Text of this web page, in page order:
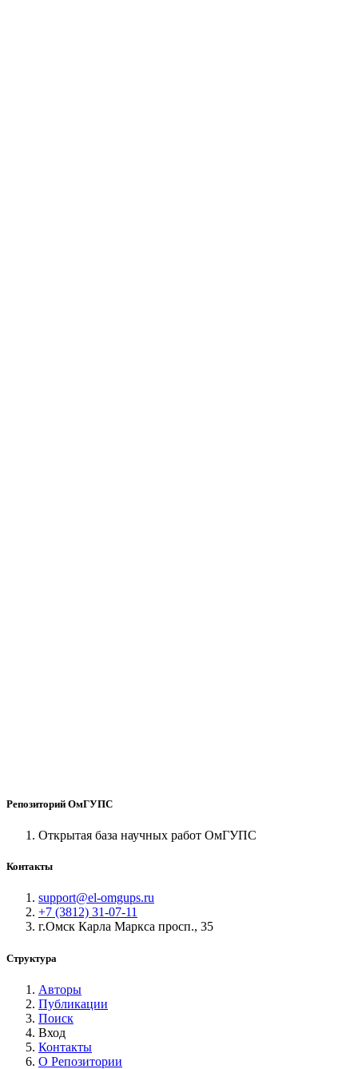
Репозиторий ОмГУПС
Открытая база научных работ ОмГУПС
Контакты
support@el-omgups.ru
+7 (3812) 31-07-11
г.Омск Карла Маркса просп., 35
Структура
Авторы
Публикации
Поиск
Вход
Контакты
О Репозитории